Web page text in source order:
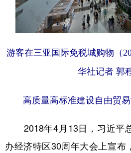
游客在三亚国际免税城购物（
华社记者 郭
高质量高标准建设自由贸
2018年4月13日，习近平
办经济特区30周年大会上宣布